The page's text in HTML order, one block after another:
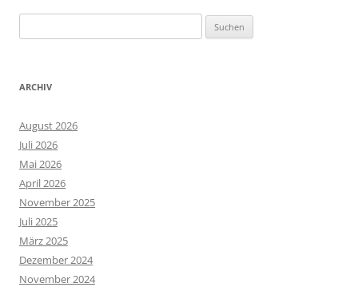
nach:
ARCHIV
August 2026
Juli 2026
Mai 2026
April 2026
November 2025
Juli 2025
März 2025
Dezember 2024
November 2024